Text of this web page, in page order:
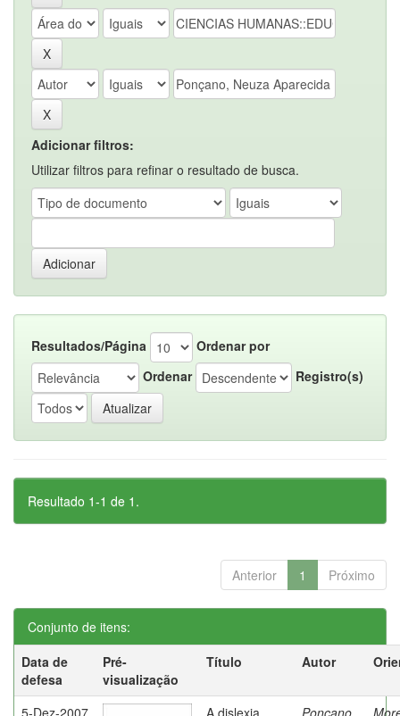
Adicionar filtros:
Utilizar filtros para refinar o resultado de busca.
Resultados/Página
Ordenar por
Ordenar
Registro(s)
Resultado 1-1 de 1.
Anterior 1 Próximo
Conjunto de itens:
Data de
defesa
Pré-
visualização
Título Autor
5-Dez-2007 A dislexia Ponçano,